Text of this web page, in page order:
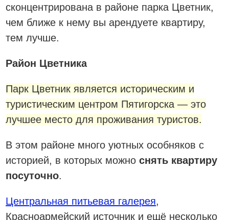
сконцентрирована в районе парка Цветник,
чем ближе к нему вы арендуете квартиру,
тем лучше.
Район Цветника
Парк Цветник является историческим и
туристическим центром Пятигорска — это
лучшее место для проживания туристов.
В этом районе много уютных особняков с
историей, в которых можноснять квартиру
посуточно.
Центральная питьевая галерея,
Красноармейский источник и ещё несколько